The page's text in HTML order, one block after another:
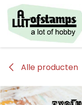
Overslaan naar inhoud
Alle producten